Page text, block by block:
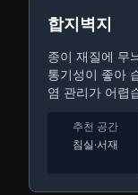
합지벽지
종이 재질에 무
통기성이 좋아
염 관리가 어렵
추천 공간
침실·서재